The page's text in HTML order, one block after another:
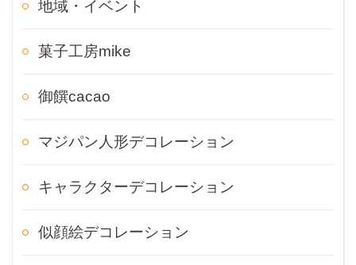
地域・イベント
菓子工房mike
御饌cacao
マジパン人形デコレーション
キャラクターデコレーション
似顔絵デコレーション